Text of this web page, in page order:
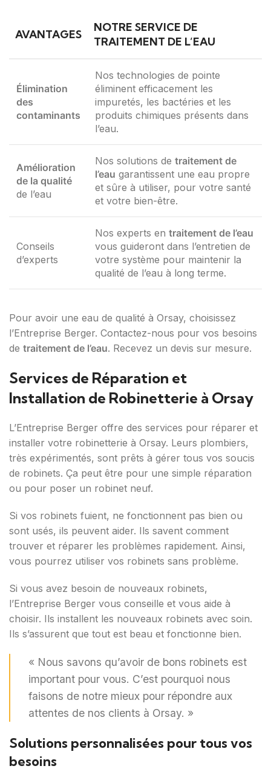
AVANTAGES
NOTRE SERVICE DE
TRAITEMENT DE L’EAU
Élimination
des
contaminants
Nos technologies de pointe
éliminent efficacement les
impuretés, les bactéries et les
produits chimiques présents dans
l’eau.
Amélioration
de la qualité
de l’eau
Nos solutions de traitement de
l’eau garantissent une eau propre
et sûre à utiliser, pour votre santé
et votre bien-être.
Conseils
d’experts
Nos experts en traitement de l’eau
vous guideront dans l’entretien de
votre système pour maintenir la
qualité de l’eau à long terme.
Pour avoir une eau de qualité à Orsay, choisissez
l’Entreprise Berger. Contactez-nous pour vos besoins
de traitement de l’eau. Recevez un devis sur mesure.
Services de Réparation et
Installation de Robinetterie à Orsay
L’Entreprise Berger offre des services pour réparer et
installer votre robinetterie à Orsay. Leurs plombiers,
très expérimentés, sont prêts à gérer tous vos soucis
de robinets. Ça peut être pour une simple réparation
ou pour poser un robinet neuf.
Si vos robinets fuient, ne fonctionnent pas bien ou
sont usés, ils peuvent aider. Ils savent comment
trouver et réparer les problèmes rapidement. Ainsi,
vous pourrez utiliser vos robinets sans problème.
Si vous avez besoin de nouveaux robinets,
l’Entreprise Berger vous conseille et vous aide à
choisir. Ils installent les nouveaux robinets avec soin.
Ils s’assurent que tout est beau et fonctionne bien.
« Nous savons qu’avoir de bons robinets est
important pour vous. C’est pourquoi nous
faisons de notre mieux pour répondre aux
attentes de nos clients à Orsay. »
Solutions personnalisées pour tous vos
besoins